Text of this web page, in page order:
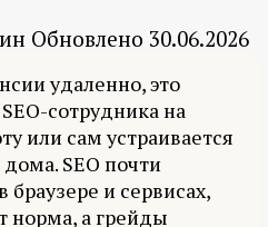
Обновлено 30.06.2026
удаленно, это
сотрудника на
или сам устраивается
SEO почти
браузере и сервисах,
норма, а грейды